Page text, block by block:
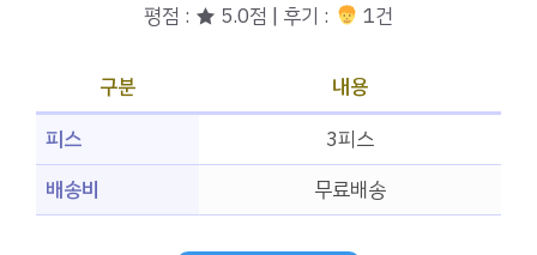
평점 : ★ 5.0점 | 후기 : 1건
구분
내용
피스
3피스
배송비
무료배송